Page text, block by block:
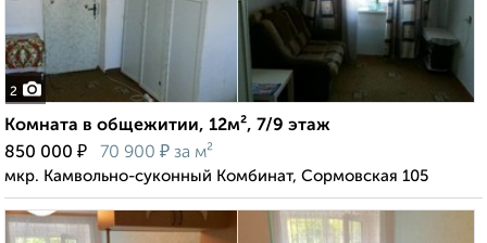
2
Комната в общежитии, 12м², 7/9 этаж
850 000 ₽ 70 900 ₽ за м²
мкр. Камвольно-суконный Комбинат, Сормовская 105